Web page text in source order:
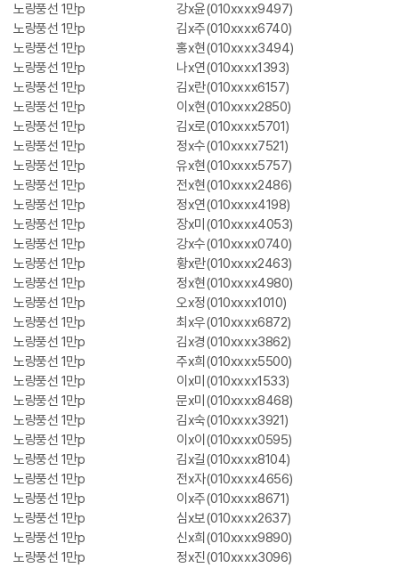
노랑풍선 1만p
강x윤(010xxxx9497)
노랑풍선 1만p
김x주(010xxxx6740)
노랑풍선 1만p
홍x현(010xxxx3494)
노랑풍선 1만p
나x연(010xxxx1393)
노랑풍선 1만p
김x란(010xxxx6157)
노랑풍선 1만p
이x현(010xxxx2850)
노랑풍선 1만p
김x로(010xxxx5701)
노랑풍선 1만p
정x수(010xxxx7521)
노랑풍선 1만p
유x현(010xxxx5757)
노랑풍선 1만p
전x현(010xxxx2486)
노랑풍선 1만p
정x연(010xxxx4198)
노랑풍선 1만p
장x미(010xxxx4053)
노랑풍선 1만p
강x수(010xxxx0740)
노랑풍선 1만p
황x란(010xxxx2463)
노랑풍선 1만p
정x현(010xxxx4980)
노랑풍선 1만p
오x정(010xxxx1010)
노랑풍선 1만p
최x우(010xxxx6872)
노랑풍선 1만p
김x경(010xxxx3862)
노랑풍선 1만p
주x희(010xxxx5500)
노랑풍선 1만p
이x미(010xxxx1533)
노랑풍선 1만p
문x미(010xxxx8468)
노랑풍선 1만p
김x숙(010xxxx3921)
노랑풍선 1만p
이x이(010xxxx0595)
노랑풍선 1만p
김x길(010xxxx8104)
노랑풍선 1만p
전x자(010xxxx4656)
노랑풍선 1만p
이x주(010xxxx8671)
노랑풍선 1만p
심x보(010xxxx2637)
노랑풍선 1만p
신x희(010xxxx9890)
노랑풍선 1만p
정x진(010xxxx3096)